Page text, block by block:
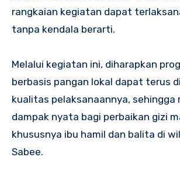
rangkaian kegiatan dapat
tanpa kendala berarti.
Melalui kegiatan ini, diharapkan
berbasis pangan lokal dapat terus
kualitas pelaksanaannya, sehingga
dampak nyata bagi perbaikan gizi
khususnya ibu hamil dan balita di
Sabee.